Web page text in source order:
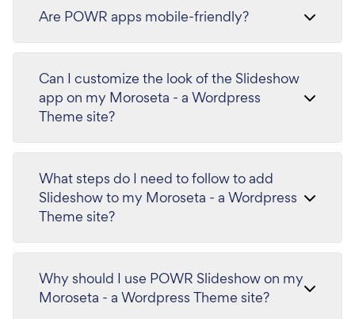
Are POWR apps mobile-friendly?
Can I customize the look of the Slideshow
app on my Moroseta - a Wordpress
Theme site?
What steps do I need to follow to add
Slideshow to my Moroseta - a Wordpress
Theme site?
Why should I use POWR Slideshow on my
Moroseta - a Wordpress Theme site?